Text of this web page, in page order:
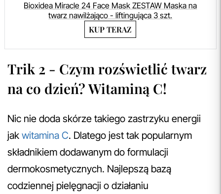
Bioxidea Miracle 24 Face Mask ZESTAW Maska na
twarz nawilżająco - liftingująca 3 szt.
KUP TERAZ
Trik 2 - Czym rozświetlić twarz
na co dzień? Witaminą C!
Nic nie doda skórze takiego zastrzyku energii
jak witamina C. Dlatego jest tak popularnym
składnikiem dodawanym do formulacji
dermokosmetycznych. Najlepszą bazą
codziennej pielęgnacji o działaniu